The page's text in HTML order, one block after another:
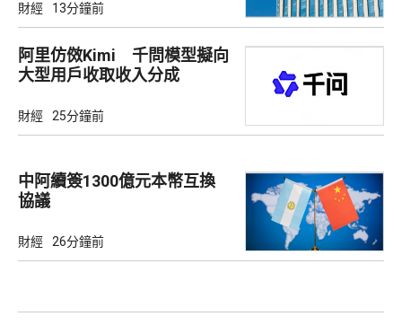
財經 13分鐘前
阿里仿傚Kimi 千問模型擬向
大型用戶收取收入分成
財經 25分鐘前
中阿續簽1300億元本幣互換
協議
財經 26分鐘前